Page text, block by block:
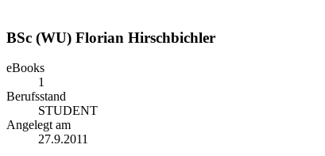
BSc (WU) Florian Hirschbichler
eBooks
1
Berufsstand
STUDENT
Angelegt am
27.9.2011